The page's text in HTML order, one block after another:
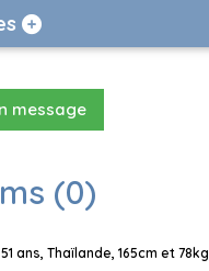
message
(0)
ans, Thaïlande, 165cm et 78kg